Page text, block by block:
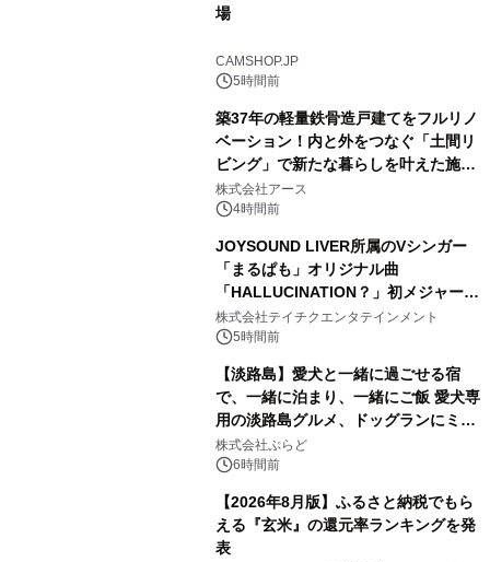
場
CAMSHOP.JP
5時間前
築37年の軽量鉄骨造戸建てをフルリノ
ベーション！内と外をつなぐ「土間リ
ビング」で新たな暮らしを叶えた施工
事例を株式会社アースが公開
株式会社アース
4時間前
JOYSOUND LIVER所属のVシンガー
「まるぱも」オリジナル曲
「HALLUCINATION？」初メジャー配
信リリース決定！
株式会社テイチクエンタテインメント
5時間前
【淡路島】愛犬と一緒に過ごせる宿
で、一緒に泊まり、一緒にご飯 愛犬専
用の淡路島グルメ、ドッグランにミニ
プール グランピングとトレーラーハウ
スの2施設で
株式会社ぷらど
6時間前
【2026年8月版】ふるさと納税でもら
える『玄米』の還元率ランキングを発
表